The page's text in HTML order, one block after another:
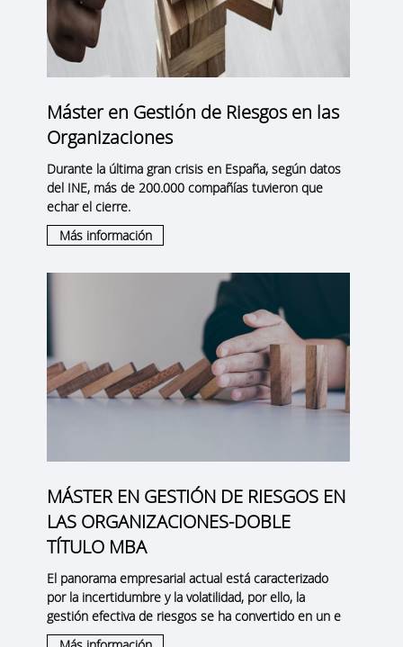
Máster en Gestión de Riesgos en las
Organizaciones
Durante la última gran crisis en España, según datos
del INE, más de 200.000 compañías tuvieron que
echar el cierre.
Más información
MÁSTER EN GESTIÓN DE RIESGOS EN
LAS ORGANIZACIONES-DOBLE
TÍTULO MBA
El panorama empresarial actual está caracterizado
por la incertidumbre y la volatilidad, por ello, la
gestión efectiva de riesgos se ha convertido en un e